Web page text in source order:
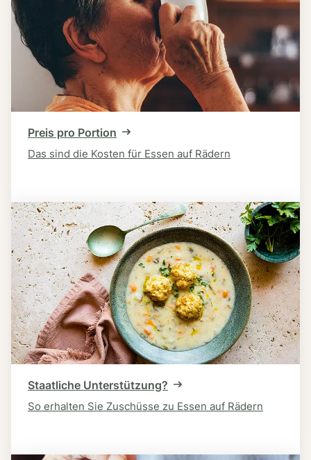
Preis pro Portion
Das sind die Kosten für Essen auf Rädern
Staatliche Unterstützung?
So erhalten Sie Zuschüsse zu Essen auf Rädern